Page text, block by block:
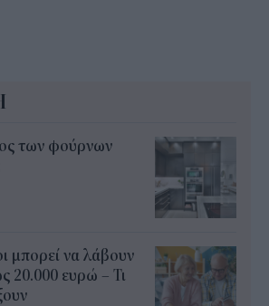
των φούρνων
μπορεί να λάβουν
20.000 ευρώ – Τι